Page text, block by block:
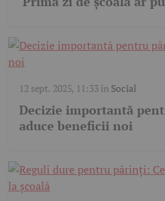
12 sept. 2025, 11:33în Social
Decizie importantă
aduce beneficii noi